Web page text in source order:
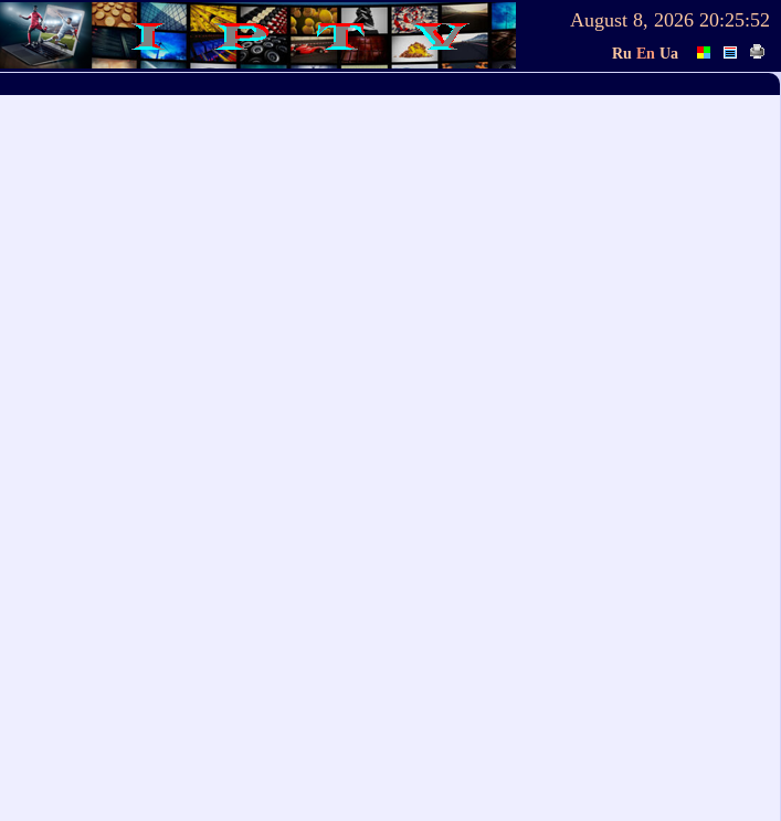
August 8, 2026 20:25:52
Ru En Ua